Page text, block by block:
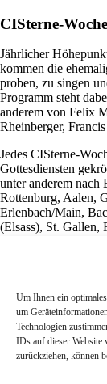
Um Ihnen ein
um
Technologien
IDs auf dieser Website
zurückziehen, können
CISterne-
Jährlicher
kommen die
proben, zu singen
Programm steht
anderem von Felix
Rheinberger,
Jedes CISterne-
Gottesdiensten
unter anderem
Rottenburg, Aalen,
Erlenbach/Main,
(Elsass), St. Gallen,
Kontakt
Newsletter
Datenschutz